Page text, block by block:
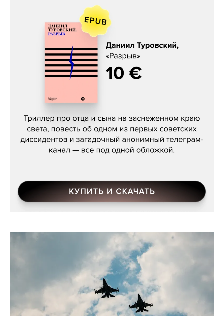
Даниил Туровский, «Разрыв»